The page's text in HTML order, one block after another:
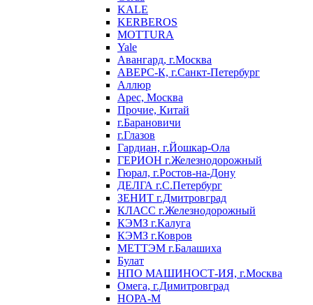
KALE
KERBEROS
MOTTURA
Yale
Авангард, г.Москва
АВЕРС-К, г.Санкт-Петербург
Аллюр
Арес, Москва
Прочие, Китай
г.Барановичи
г.Глазов
Гардиан, г.Йошкар-Ола
ГЕРИОН г.Железнодорожный
Гюрал, г.Ростов-на-Дону
ДЕЛГА г.С.Петербург
ЗЕНИТ г.Дмитровград
КЛАСС г.Железнодорожный
КЭМЗ г.Калуга
КЭМЗ г.Ковров
МЕТТЭМ г.Балашиха
Булат
НПО МАШИНОСТ-ИЯ, г.Москва
Омега, г.Димитровград
НОРА-М